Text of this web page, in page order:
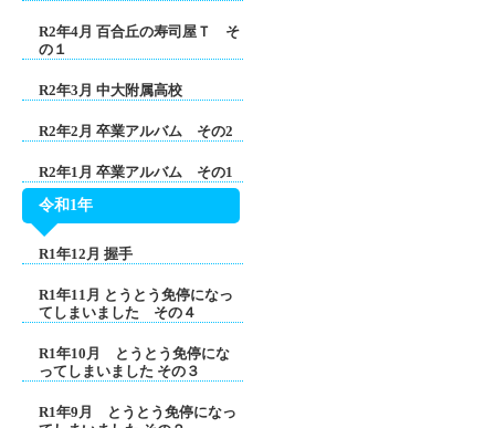
R2年4月 百合丘の寿司屋Ｔ そ
の１
R2年3月 中大附属高校
R2年2月 卒業アルバム その2
R2年1月 卒業アルバム その1
令和1年
R1年12月 握手
R1年11月 とうとう免停になっ
てしまいました その４
R1年10月 とうとう免停にな
ってしまいました その３
R1年9月 とうとう免停になっ